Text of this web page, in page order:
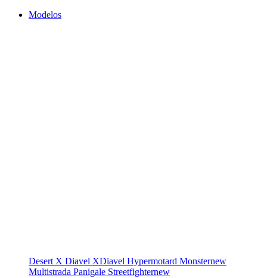
Modelos
Desert X Diavel XDiavel Hypermotard Monsternew
Multistrada Panigale Streetfighternew